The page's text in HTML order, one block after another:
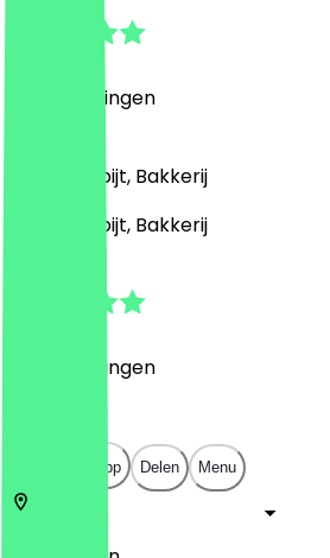
Beoordelingen
Café, Ontbijt, Bakkerij
Café, Ontbijt, Bakkerij
Beoordelingen
Open in app Delen Menu